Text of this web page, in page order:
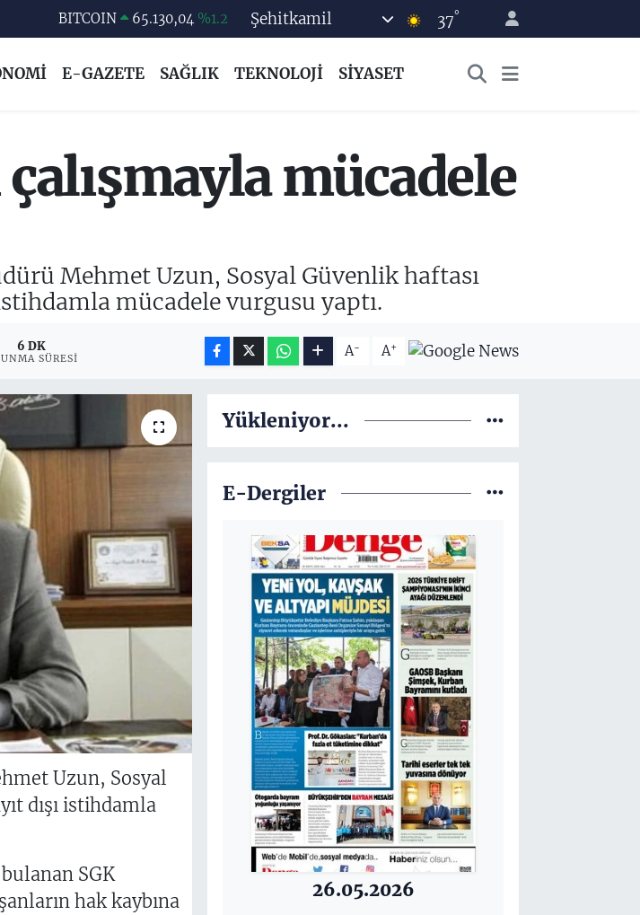
BITCOIN 65.130,04 %1.2
EURO
55,0265 %0.01
BİST100
13.887 %64
Şehitkamil 37°
E-GAZETE SAĞLIK TEKNOLOJİ SİYASET
çalışmayla mücadele
Mehmet Uzun, Sosyal Güvenlik haftası
istihdamla mücadele vurgusu yaptı.
6 DK
SÜRESI A- A+
Uzun, Sosyal
dışı istihdamla
SGK
hak kaybına
Yükleniyor...
E-Dergiler
26.05.2026